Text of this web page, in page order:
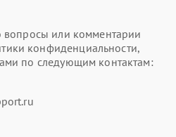
вопросы или комментарии
конфиденциальности,
по следующим контактам: